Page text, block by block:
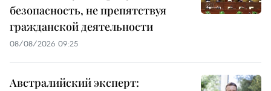
безопасность, не препятствуя
гражданской деятельности
08/08/2026 09:25
Австралийский эксперт: